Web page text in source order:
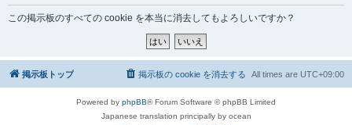
この掲示板のすべての cookie を本当に消去してもよろしいですか？
掲示板トップ All times are UTC+09:00
掲示板の cookie を消去する
Powered by phpBB® Forum Software © phpBB Limited
Japanese translation principally by ocean